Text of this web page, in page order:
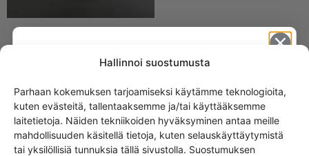
Hallinnoi suostumusta
Parhaan kokemuksen tarjoamiseksi käytämme teknologioita,
kuten evästeitä, tallentaaksemme ja/tai käyttääksemme
laitetietoja. Näiden tekniikoiden hyväksyminen antaa meille
mahdollisuuden käsitellä tietoja, kuten selauskäyttäytymistä
tai yksilöllisiä tunnuksia tällä sivustolla. Suostumuksen
Riihimäki Kirsi
kannellinen purkki 50 cl
Get -5%
off?